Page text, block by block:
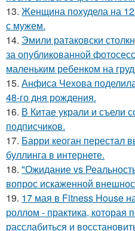
13. Женщина похудела на
с мужем.
14. Эмили ратаковски
за опубликованной
маленьким ребенком на
15. Анфиса Чехова
48-го дня рождения.
16. В Китае украли и съели
подписчиков.
17. Барри кеоган перестал
буллинга в интернете.
18. "Ожидание vs
вопрос искаженной
19. 17 мая в Fitness House
роллом - практика, которая
расслабиться и